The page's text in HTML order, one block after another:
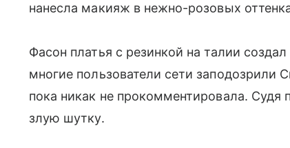
нанесла макияж в нежно-розовых
Фасон платья с резинкой на талии
многие пользователи сети
пока никак не прокомментировала. Судя
злую шутку.